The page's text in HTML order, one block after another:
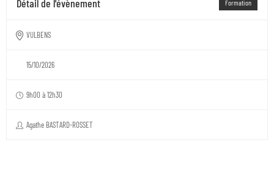
Formation
Détail de l'évènement
VULBENS
15/10/2026
9h00 à 12h30
Agathe BASTARD-ROSSET